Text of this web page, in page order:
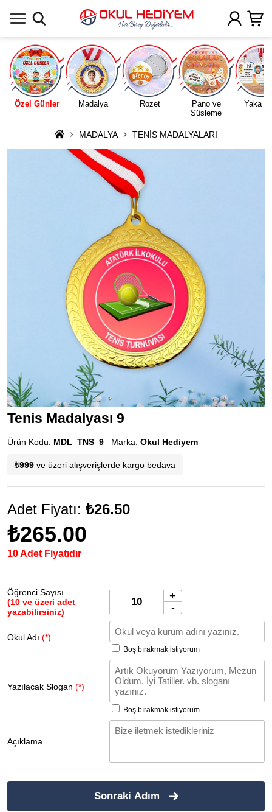
Özel Günler Madalya Rozet
Pano ve
Süsleme
Yaka
MADALYA TENİS MADALYALARI
Tenis Madalyası 9
Ürün Kodu: MDL_TNS_9 Marka: Okul Hediyem
₺999 ve üzeri alışverişlerde kargo bedava
Adet Fiyatı: ₺26.50
₺265.00
10 Adet Fiyatıdır
Öğrenci Sayısı
(10 ve üzeri adet
yazabilirsiniz)
+
-
Okul Adı (*)
Boş bırakmak istiyorum
Yazılacak Slogan (*)
Boş bırakmak istiyorum
Açıklama
Sonraki Adım
Uygulamada Aç